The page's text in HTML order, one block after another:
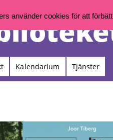
Kalendarium Tjänster
använder cookies för att